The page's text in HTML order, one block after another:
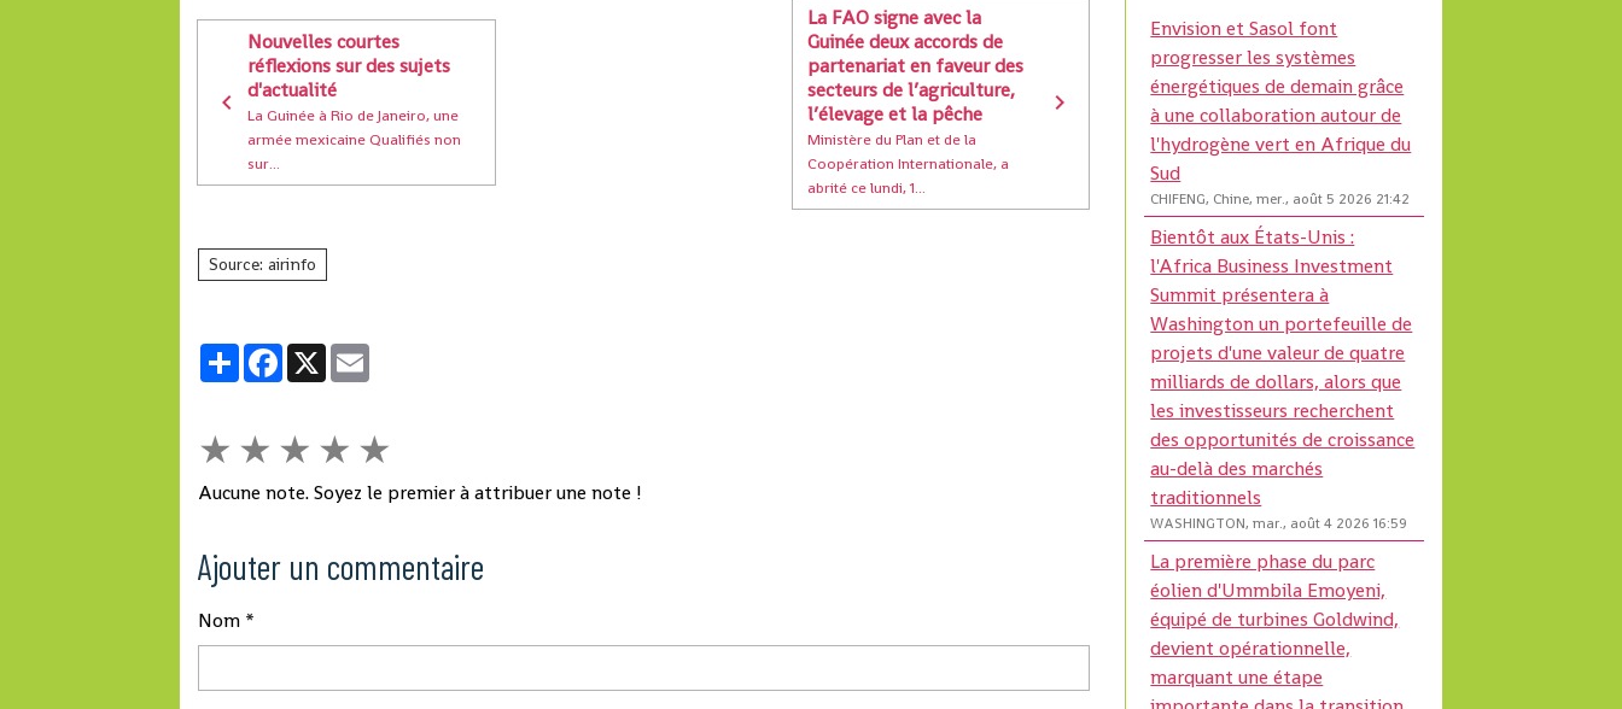
Nouvelles courtes
réflexions sur des sujets
d'actualité
La Guinée à Rio de Janeiro, une
armée mexicaine Qualifiés non
sur...
La FAO signe avec la
Guinée deux accords de
partenariat en faveur des
secteurs de l’agriculture,
l’élevage et la pêche
Ministère du Plan et de la
Coopération Internationale, a
abrité ce lundi, 1...
Source: airinfo
PartagerFacebook
X
★ ★ ★ ★ ★
Aucune note. Soyez le premier à attribuer une note !
Ajouter un commentaire
Nom
Envision et Sasol font
progresser les systèmes
énergétiques de demain grâce
à une collaboration autour de
l'hydrogène vert en Afrique du
Sud
CHIFENG, Chine, mer., août 5 2026 21:42
Bientôt aux États-Unis :
l'Africa Business Investment
Summit présentera à
Washington un portefeuille de
projets d'une valeur de quatre
milliards de dollars, alors que
les investisseurs recherchent
des opportunités de croissance
au-delà des marchés
traditionnels
WASHINGTON, mar., août 4 2026 16:59
La première phase du parc
éolien d'Ummbila Emoyeni,
équipé de turbines Goldwind,
devient opérationnelle,
marquant une étape